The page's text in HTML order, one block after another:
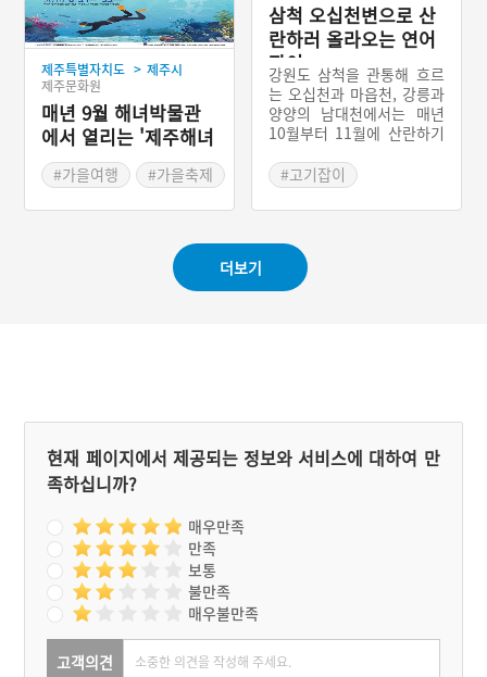
제주특별자치도 > 제주시
제주문화원
매년 9월 해녀박물관
에서 열리는 '제주해녀
축제'
#가을여행
#가을축제
삼척 오십천변으로 산
란하러 올라오는 연어
잡이
강원도 삼척을 관통해 흐르
는 오십천과 마읍천, 강릉과
양양의 남대천에서는 매년
10월부터 11월에 산란하기
다. 하천의 중상류로 올라가
면 물의 흐름이 약하고, 모
래와 자갈이 넓게 분포해 있
다. 수량이 풍부해 산란 후
일정 기간 동안 치어가 살기
에도 알맞다. 해마다 9월 25
하던 ‘오리’라고 부르던 나
무 판대기에 줄을 맨 어구이
다. 나무 판대기를 줄에 매
#고기잡이
더보기
현재 페이지에서 제공되는 정보와 서비스에 대하여 만
족하십니까?
매우만족
만족
보통
불만족
매우불만족
고객의견